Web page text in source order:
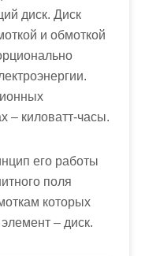
диск. Диск
и обмоткой
– киловатт-часы.
его работы
поля
которых
– диск.